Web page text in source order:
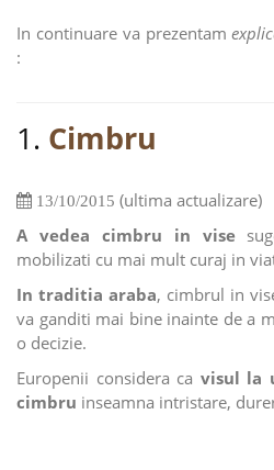
In continuare va prezentam
:
1. Cimbru
13/10/2015 (ultima actualizare)
A vedea cimbru in vise
mobilizati cu mai mult curaj in
In traditia araba, cimbrul in
va ganditi mai bine inainte de a
o decizie.
Europenii considera ca visul la
cimbru inseamna intristare,